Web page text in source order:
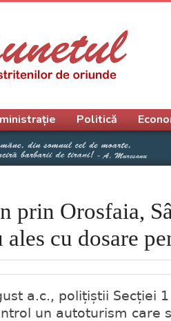
prin Orosfaia,
ales cu dosare
a.c., polițiștii Secției
un autoturism care
Politică